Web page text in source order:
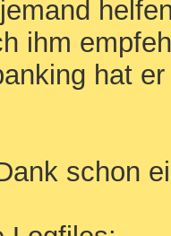
ihm
hat
schon